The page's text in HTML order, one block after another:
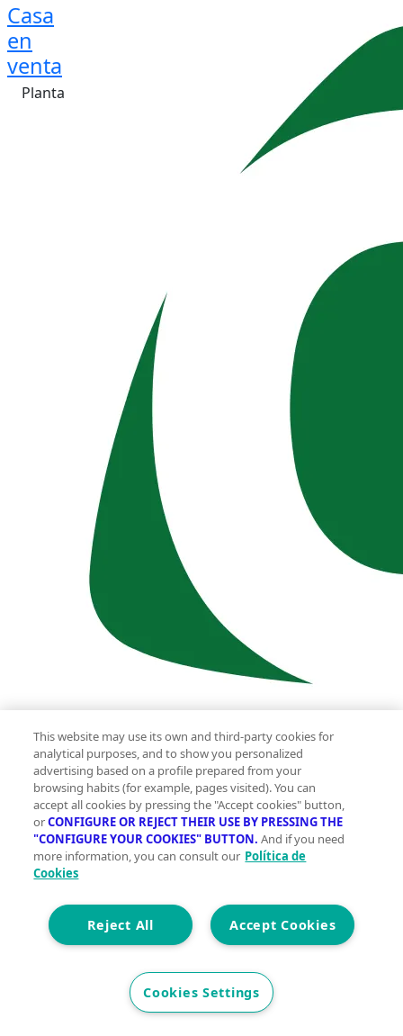
Casa
en
venta
Planta
Construidos
0
Et. EnergéticaCons. F
Precio
Se presenta una excelente oportunidad de inversión
en la Urbanización Las Pedrizas, en el término
activo está compuesto por un conjunto de **15 fincas
registrales**, distribuidas de la siguiente forma: * 5
This website may use its own and third-party cookies for
analytical purposes, and to show you personalized
advertising based on a profile prepared from your
browsing habits (for example, pages visited). You can
accept all cookies by pressing the "Accept cookies" button,
orCONFIGURE OR REJECT THEIR USE BY PRESSING THE
"CONFIGURE YOUR COOKIES" BUTTON. And if you need
more information, you can consult our Política de
Cookies
Accept Cookies
Reject All
Cookies Settings